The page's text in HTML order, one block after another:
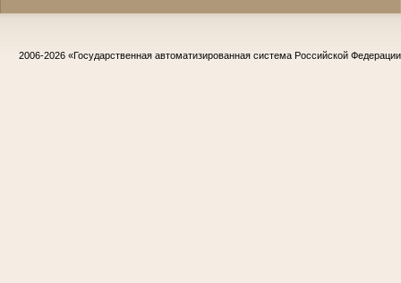
2006-2026 «Государственная автоматизированная система Российской